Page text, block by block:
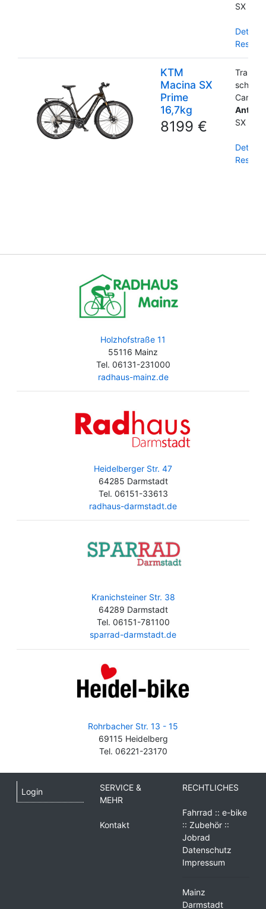
SX
Details
KTM
Macina SX
Prime
16,7kg
8199 €
Carbon
Antrieb
SX
Details
Holzhofstraße 11
55116 Mainz
Tel. 06131-231000
radhaus-mainz.de
Heidelberger Str. 47
64285 Darmstadt
Tel. 06151-33613
radhaus-darmstadt.de
Kranichsteiner Str. 38
64289 Darmstadt
Tel. 06151-781100
sparrad-darmstadt.de
Rohrbacher Str. 13 - 15
69115 Heidelberg
Tel. 06221-23170
Login
SERVICE &
MEHR
Kontakt
RECHTLICHES
Fahrrad :: e-bike
:: Zubehör ::
Jobrad
Datenschutz
Impressum
Mainz
Darmstadt